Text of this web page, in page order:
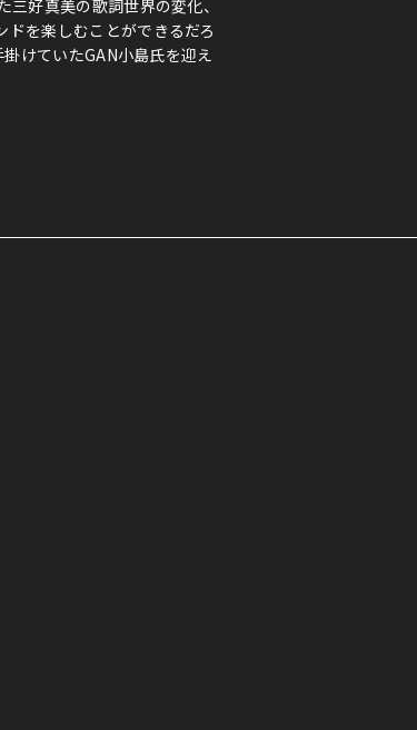
好真美の歌詞世界の変化、
を楽しむことができるだろ
けていたGAN小島氏を迎え